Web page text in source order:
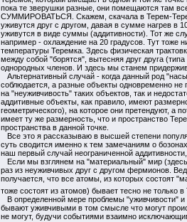
пока те зверушки разные, они помещаются там
СУММИРОВАТЬСЯ. Скажем, скачала в Терем-
уживутся друг с другом, давая в сумме нагрев в
уживутся в виде суммы (аддитивности). Тот же
например - охлаждение на 20 градусов. Тут тоже
температуры Теремка. Здесь физическая
между собой "борятся", вытесняя друг друга
однородных членов. И здесь мы станем
Альтернативный случай - когда данный род
соблюдается, а разные объекты одновременно
на "неуживчивость" таких объектов, так и
аддитивные объекты, как правило, имеют
геометрического), на которое они претендуют, а
имеет ту же размерность, что и пространство
пространства в данной точке.
Все это я рассказываю в высшей степени
суть сводится именно к тем замечаниям о
наш первый случай неограниченной
Если мы взглянем на "материальный" мир
раз из неуживчивых друг с другом фермионов.
получается, что все атомы, из которых состоят
тоже состоят из атомов) бывает тесно не только
В определенной мере проблемы "уживчивости" и
бывают уживчивыми в том смысле что могут
не могут, будучи событиями взаимно